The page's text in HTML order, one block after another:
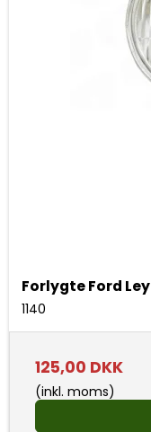
Forlygte Ford
1140
125,00 DKK
(inkl. moms)